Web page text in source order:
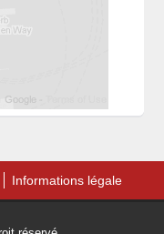
Informations légale